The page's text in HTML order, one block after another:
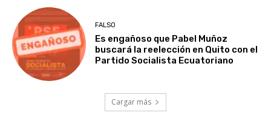
FALSO
Es engañoso que Pabel Muñoz
buscará la reelección en Quito con el
Partido Socialista Ecuatoriano
Cargar más